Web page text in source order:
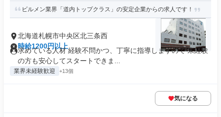
ビルメン業界「道内トップクラス」の安定企業からの求人です！
北海道札幌市中央区北三条西
時給1200円以上
求めている人材 経験不問かつ、丁寧に指導しますので 未経験
の方も安心してスタートできま...
業界未経験歓迎 +13個
気になる